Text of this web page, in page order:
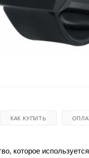
КАК КУПИТЬ
которое